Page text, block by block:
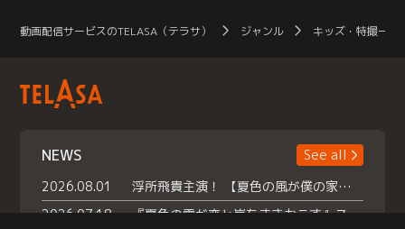
動画配信サービスのTELASA（テラサ） ジャンル キッズ・特撮一覧
NEWS
See all
2026.08.01
浮所飛貴主演！ 【夏色の風が僕の家にやってきた】 本日よりテラサで独占配信スタート！
2026.07.18
『夏色の雲が恋と嵐をまきおこす』スペシャルメイキング 【Part1】2026年７月18日（土）23時30分～配信スタート！話題のシーンの裏側を大公開！豪華キャスト大集合！ 『武宮家 真夏の家族会議』開催！